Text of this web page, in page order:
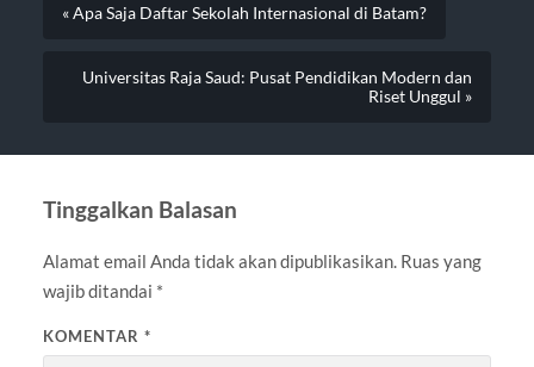
« Apa Saja Daftar Sekolah Internasional di Batam?
Universitas Raja Saud: Pusat Pendidikan Modern dan
Riset Unggul »
Tinggalkan Balasan
Alamat email Anda tidak akan dipublikasikan. Ruas yang
wajib ditandai *
KOMENTAR *